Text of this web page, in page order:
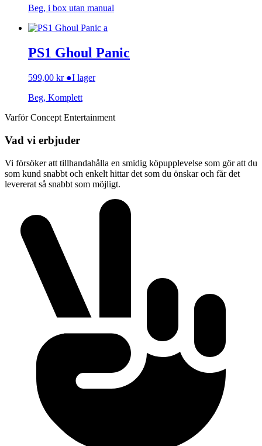
Beg, i box utan manual
PS1 Ghoul Panic
599,00 kr ●I lager
Beg, Komplett
Varför Concept Entertainment
Vad vi erbjuder
Vi försöker att tillhandahålla en smidig köpupplevelse som gör att du
som kund snabbt och enkelt hittar det som du önskar och får det
levererat så snabbt som möjligt.